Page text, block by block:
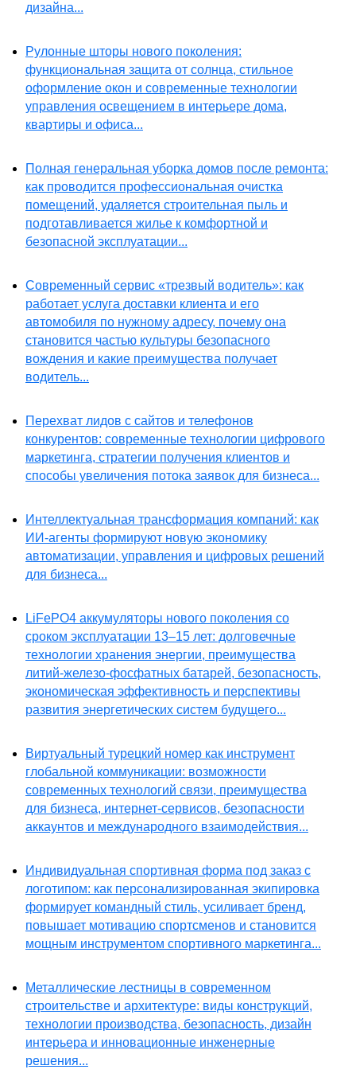
дизайна...
Рулонные шторы нового поколения:
функциональная защита от солнца, стильное
оформление окон и современные технологии
управления освещением в интерьере дома,
квартиры и офиса...
Полная генеральная уборка домов после ремонта:
как проводится профессиональная очистка
помещений, удаляется строительная пыль и
подготавливается жилье к комфортной и
безопасной эксплуатации...
Современный сервис «трезвый водитель»: как
работает услуга доставки клиента и его
автомобиля по нужному адресу, почему она
становится частью культуры безопасного
вождения и какие преимущества получает
водитель...
Перехват лидов с сайтов и телефонов
конкурентов: современные технологии цифрового
маркетинга, стратегии получения клиентов и
способы увеличения потока заявок для бизнеса...
Интеллектуальная трансформация компаний: как
ИИ-агенты формируют новую экономику
автоматизации, управления и цифровых решений
для бизнеса...
LiFePO4 аккумуляторы нового поколения со
сроком эксплуатации 13–15 лет: долговечные
технологии хранения энергии, преимущества
литий-железо-фосфатных батарей, безопасность,
экономическая эффективность и перспективы
развития энергетических систем будущего...
Виртуальный турецкий номер как инструмент
глобальной коммуникации: возможности
современных технологий связи, преимущества
для бизнеса, интернет-сервисов, безопасности
аккаунтов и международного взаимодействия...
Индивидуальная спортивная форма под заказ с
логотипом: как персонализированная экипировка
формирует командный стиль, усиливает бренд,
повышает мотивацию спортсменов и становится
мощным инструментом спортивного маркетинга...
Металлические лестницы в современном
строительстве и архитектуре: виды конструкций,
технологии производства, безопасность, дизайн
интерьера и инновационные инженерные
решения...